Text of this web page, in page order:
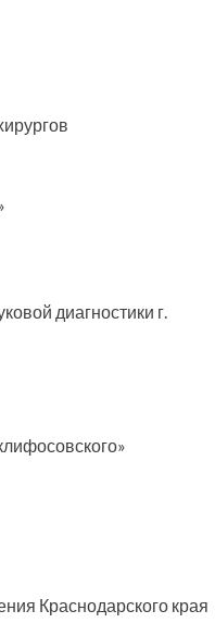
диагностики г.
Краснодарского края